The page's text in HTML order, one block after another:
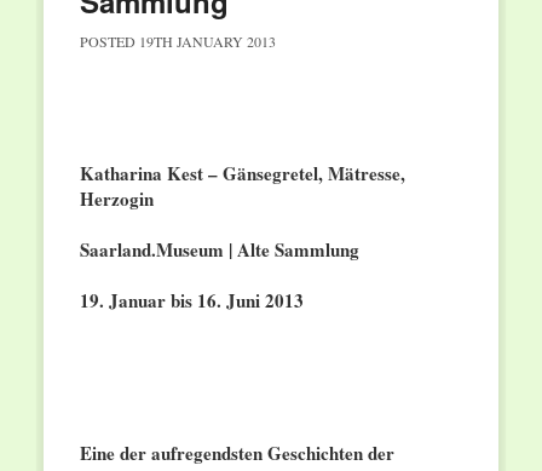
POSTED 19TH JANUARY 2013
Katharina Kest – Gänsegretel, Mätresse,
Herzogin
Saarland.Museum | Alte Sammlung
19. Januar bis 16. Juni 2013
Eine der aufregendsten Geschichten der